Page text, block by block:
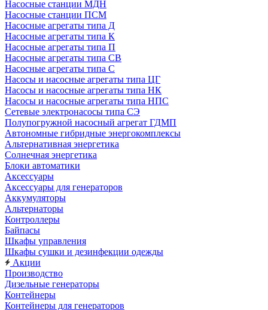
Насосные станции МДН
Насосные станции ПСМ
Насосные агрегаты типа Д
Насосные агрегаты типа К
Насосные агрегаты типа П
Насосные агрегаты типа СВ
Насосные агрегаты типа С
Насосы и насосные агрегаты типа ЦГ
Насосы и насосные агрегаты типа НК
Насосы и насосные агрегаты типа НПС
Сетевые электронасосы типа СЭ
Полупогружной насосный агрегат ГДМП
Автономные гибридные энергокомплексы
Альтернативная энергетика
Солнечная энергетика
Блоки автоматики
Аксессуары
Аксессуары для генераторов
Аккумуляторы
Альтернаторы
Контроллеры
Байпасы
Шкафы управления
Шкафы сушки и дезинфекции одежды
Акции
Производство
Дизельные генераторы
Контейнеры
Контейнеры для генераторов